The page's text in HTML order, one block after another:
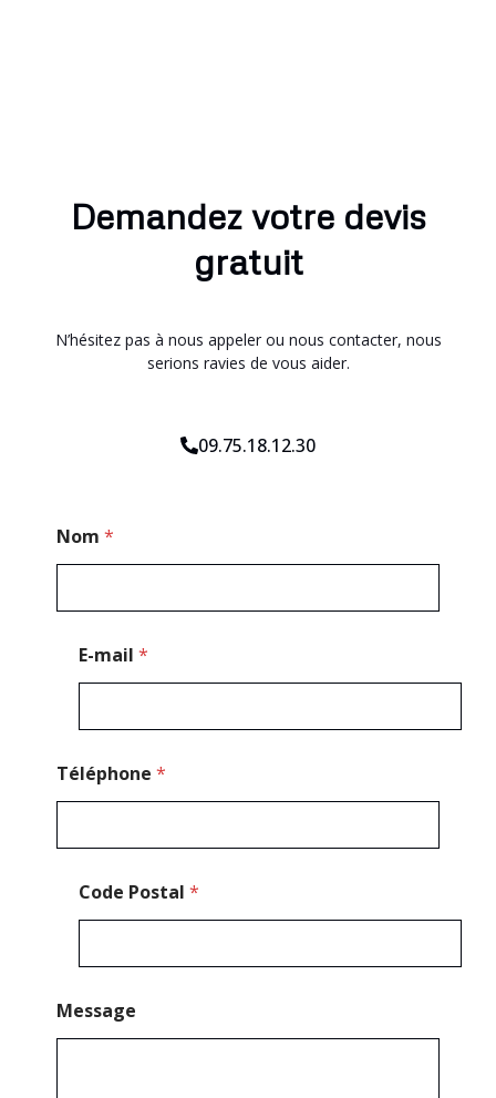
Demandez votre devis
gratuit
N’hésitez pas à nous appeler ou nous contacter, nous
serions ravies de vous aider.
09.75.18.12.30
Nom *
m
i
E-mail *
Téléphone *
Code Postal *
Message